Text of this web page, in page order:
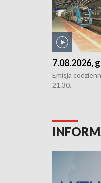
7.08.2026,
Emisja
21.30.